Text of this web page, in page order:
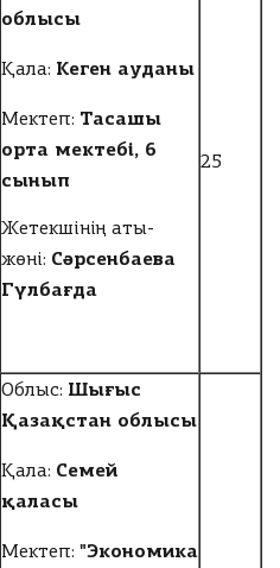
облысы
Қала: Кеген ауданы
Мектеп: Тасашы
орта мектебі, 6
сынып
Жетекшінің аты-
жөні: Сәрсенбаева
Гүлбағда
25
Облыс: Шығыс
Қазақстан облысы
Қала: Семей
қаласы
Мектеп: "Экономика